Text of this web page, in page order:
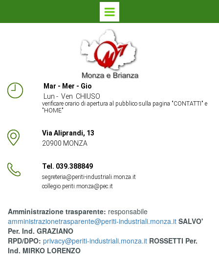
Mar - Mer - Gio
Lun - Ven CHIUSO
verificare orario di apertura al pubblico sulla pagina "CONTATTI " e
"HOME"
Via Aliprandi, 13
20900 MONZA
Tel. 039.388849
segreteria@periti-industriali.monza.it
collegio.periti.monza@pec.it
Amministrazione trasparente: responsabile
amministrazionetrasparente@periti-industriali.monza.it SALVO'
Per. Ind. GRAZIANO
RPD/DPO: privacy@periti-industriali.monza.it ROSSETTI Per.
Ind. MIRKO LORENZO